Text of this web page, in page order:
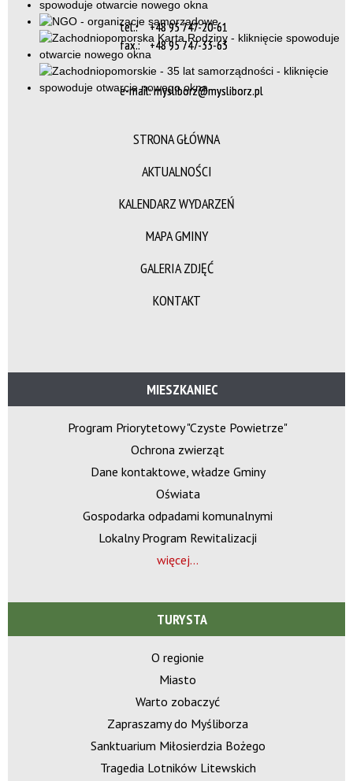
tel.:
+48 95 747-20-61
fax.: +48 95 747-33-63
e-mail: mysliborz@mysliborz.pl
STRONA GŁÓWNA
AKTUALNOŚCI
KALENDARZ WYDARZEŃ
MAPA GMINY
GALERIA ZDJĘĆ
KONTAKT
MIESZKANIEC
Program Priorytetowy "Czyste Powietrze"
Ochrona zwierząt
Dane kontaktowe, władze Gminy
Oświata
Gospodarka odpadami komunalnymi
Lokalny Program Rewitalizacji
więcej...
TURYSTA
O regionie
Miasto
Warto zobaczyć
Zapraszamy do Myśliborza
Sanktuarium Miłosierdzia Bożego
Tragedia Lotników Litewskich